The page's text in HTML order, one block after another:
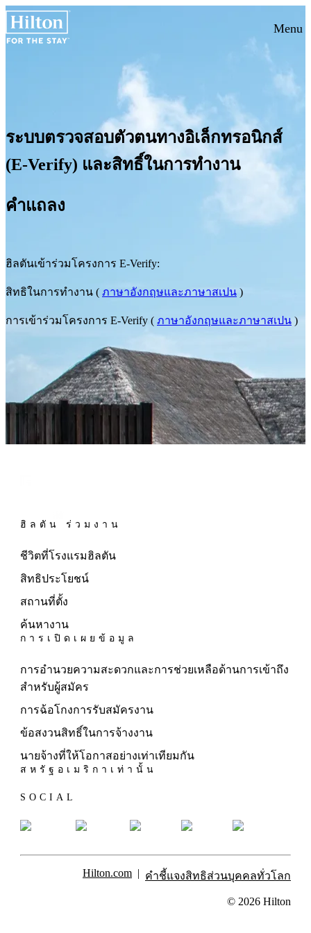
Menu
ระบบตรวจสอบตัวตนทางอิเล็กทรอนิกส์
(E-Verify) และสิทธิ์ในการทำงาน
คำแถลง
ฮิลตันเข้าร่วมโครงการ E-Verify:
สิทธิในการทำงาน ( ภาษาอังกฤษและภาษาสเปน )
การเข้าร่วมโครงการ E-Verify ( ภาษาอังกฤษและภาษาสเปน )
ฮิลตัน ร่วมงาน
ชีวิตที่โรงแรมฮิลตัน
สิทธิประโยชน์
สถานที่ตั้ง
ค้นหางาน
การเปิดเผยข้อมูล
การอำนวยความสะดวกและการช่วยเหลือด้านการเข้าถึง
สำหรับผู้สมัคร
การฉ้อโกงการรับสมัครงาน
ข้อสงวนสิทธิ์ในการจ้างงาน
นายจ้างที่ให้โอกาสอย่างเท่าเทียมกัน
สหรัฐอเมริกาเท่านั้น
SOCIAL
Hilton.com คําชี้แจงสิทธิส่วนบุคคลทั่วโลก
© 2026 Hilton